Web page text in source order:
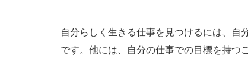
自分らしく生きる仕事を見つけるには、自
です。他には、自分の仕事での目標を持つ